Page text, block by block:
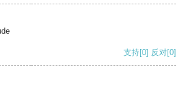
支持[0] 反对[0]